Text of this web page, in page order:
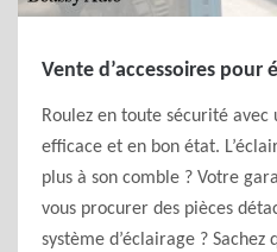
Vente d’accessoires pour
Roulez en toute sécurité avec
efficace et en bon état.
plus à son comble ? Votre
vous procurer des pièces
système d’éclairage ? Sachez